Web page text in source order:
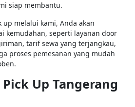
siap membantu.
up melalui kami, Anda akan
kemudahan, seperti layanan door
tarif sewa yang terjangkau,
proses pemesanan yang mudah
Up Tangerang